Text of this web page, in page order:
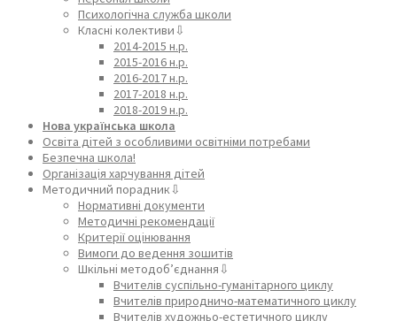
Психологічна служба школи
Класні колективи⇩
2014-2015 н.р.
2015-2016 н.р.
2016-2017 н.р.
2017-2018 н.р.
2018-2019 н.р.
Нова українська школа
Освіта дітей з особливими освітніми потребами
Безпечна школа!
Організація харчування дітей
Методичний порадник⇩
Нормативні документи
Методичні рекомендації
Критерії оцінювання
Вимоги до ведення зошитів
Шкільні методоб’єднання⇩
Вчителів суспільно-гуманітарного циклу
Вчителів природничо-математичного циклу
Вчителів художньо-естетичного циклу